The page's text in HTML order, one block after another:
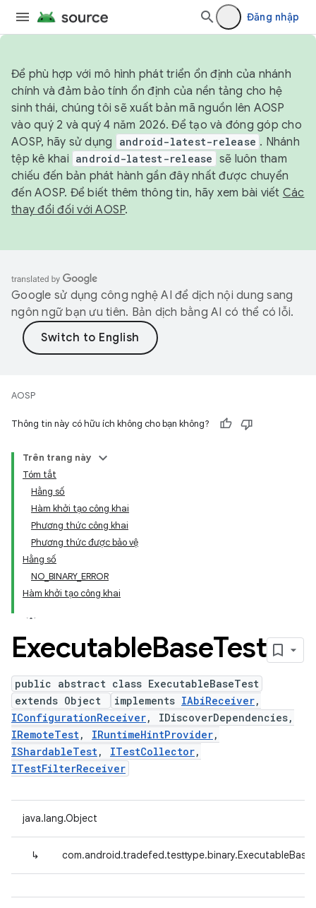
Đăng nhập
Để phù hợp với mô hình phát triển ổn định của nhánh
chính và đảm bảo tính ổn định của nền tảng cho hệ
sinh thái, chúng tôi sẽ xuất bản mã nguồn lên AOSP
vào quý 2 và quý 4 năm 2026. Để tạo và đóng góp cho
AOSP, hãy sử dụng
android-latest-release . Nhánh
tệp kê khai android-latest-release sẽ luôn tham
chiếu đến bản phát hành gần đây nhất được chuyển
đến AOSP. Để biết thêm thông tin, hãy xem bài viết Các
thay đổi đối với AOSP.
Google sử dụng công nghệ AI để dịch nội dung sang
ngôn ngữ bạn ưu tiên. Bản dịch bằng AI có thể có lỗi.
AOSP
Thông tin này có hữu ích không cho bạn không?
Trên trang này
Tóm tắt
Hằng số
Hàm khởi tạo công khai
Phương thức công khai
Phương thức được bảo vệ
Hằng số
NO_BINARY_ERROR
Hàm khởi tạo công khai
ExecutableBaseTest
public abstract class ExecutableBaseTest
extends Object
implements IAbiReceiver,
IConfigurationReceiver, IDiscoverDependencies,
IRemoteTest, IRuntimeHintProvider,
IShardableTest, ITestCollector,
ITestFilterReceiver
java.lang.Object
↳